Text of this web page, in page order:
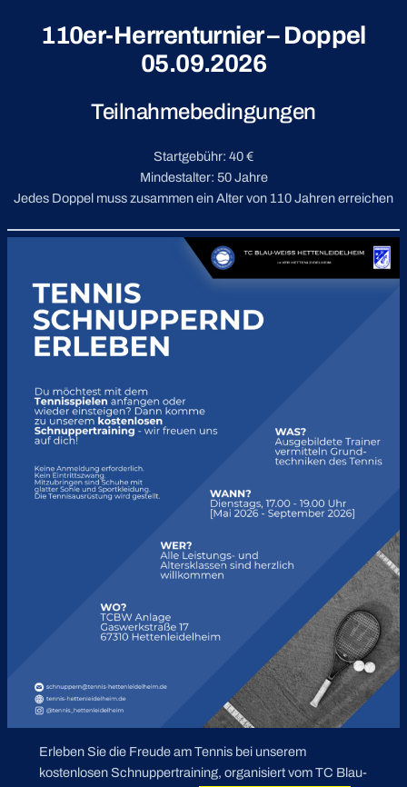
110er-Herrenturnier – Doppel
05.09.2026
Teilnahmebedingungen
Startgebühr: 40 €
Mindestalter: 50 Jahre
Jedes Doppel muss zusammen ein Alter von 110 Jahren erreichen
Erleben Sie die Freude am Tennis bei unserem
kostenlosen Schnuppertraining, organisiert vom TC Blau-